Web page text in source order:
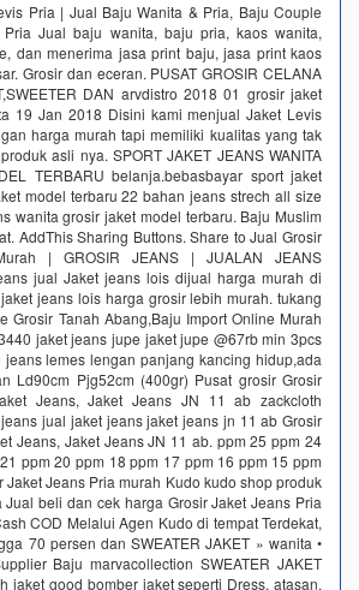
Pria | Jual Baju Wanita & Pria, Baju Couple
Jual baju wanita, baju pria, kaos wanita,
dan menerima jasa print baju, jasa print kaos
Grosir dan eceran. PUSAT GROSIR CELANA
DAN arvdistro 2018 01 grosir jaket
19 Jan 2018 Disini kami menjual Jaket Levis
harga murah tapi memiliki kualitas yang tak
asli nya. SPORT JAKET JEANS WANITA
TERBARU belanja.bebasbayar sport jaket
model terbaru 22 bahan jeans strech all size
wanita grosir jaket model terbaru. Baju Muslim
AddThis Sharing Buttons. Share to Jual Grosir
| GROSIR JEANS | JUALAN JEANS
jual Jaket jeans lois dijual harga murah di
jeans lois harga grosir lebih murah. tukang
Grosir Tanah Abang,Baju Import Online Murah
jaket jeans jupe jaket jupe @67rb min 3pcs
lemes lengan panjang kancing hidup,ada
Ld90cm Pjg52cm (400gr) Pusat grosir Grosir
Jeans, Jaket Jeans JN 11 ab zackcloth
jual jaket jeans jaket jeans jn 11 ab Grosir
Jeans, Jaket Jeans JN 11 ab. ppm 25 ppm 24
ppm 20 ppm 18 ppm 17 ppm 16 ppm 15 ppm
Jaket Jeans Pria murah Kudo kudo shop produk
beli dan cek harga Grosir Jaket Jeans Pria
COD Melalui Agen Kudo di tempat Terdekat,
70 persen dan SWEATER JAKET » wanita •
Baju marvacollection SWEATER JAKET
jaket good bomber jaket seperti Dress, atasan,